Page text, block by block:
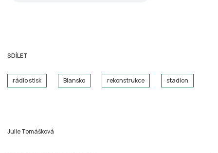
SDÍLET
rádio stisk Blansko rekonstrukce stadion
Julie Tomášková